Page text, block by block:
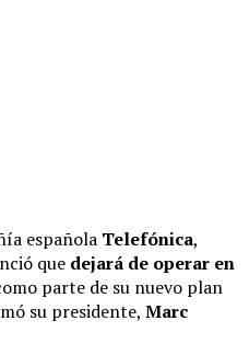
española Telefónica,
que dejará de operar en
parte de su nuevo plan
su presidente, Marc